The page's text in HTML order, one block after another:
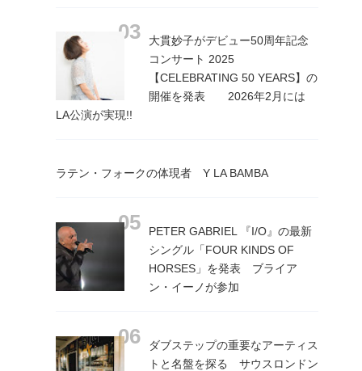
大貫妙子がデビュー50周年記念
コンサート 2025
【CELEBRATING 50 YEARS】の
開催を発表 2026年2月には
LA公演が実現!!
ラテン・フォークの体現者 Y LA BAMBA
PETER GABRIEL 『I/O』の最新
シングル「FOUR KINDS OF
HORSES」を発表 ブライア
ン・イーノが参加
ダブステップの重要なアーティス
トと名盤を探る サウスロンドン